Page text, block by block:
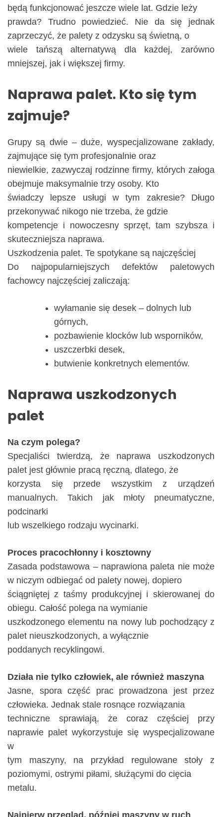
będą funkcjonować jeszcze wiele lat. Gdzie leży
prawda? Trudno powiedzieć. Nie da się jednak
zaprzeczyć, że palety z odzysku są świetną, o
wiele tańszą alternatywą dla każdej, zarówno
mniejszej, jak i większej firmy.
Naprawa palet. Kto się tym
zajmuje?
Grupy są dwie – duże, wyspecjalizowane zakłady,
zajmujące się tym profesjonalnie oraz
niewielkie, zazwyczaj rodzinne firmy, których załoga
obejmuje maksymalnie trzy osoby. Kto
świadczy lepsze usługi w tym zakresie? Długo
przekonywać nikogo nie trzeba, że gdzie
kompetencje i nowoczesny sprzęt, tam szybsza i
skuteczniejsza naprawa.
Uszkodzenia palet. Te spotykane są najczęściej
Do najpopularniejszych defektów paletowych
fachowcy najczęściej zaliczają:
wyłamanie się desek – dolnych lub
górnych,
pozbawienie klocków lub wsporników,
uszczerbki desek,
butwienie konkretnych elementów.
Naprawa uszkodzonych
palet
Na czym polega?
Specjaliści twierdzą, że naprawa uszkodzonych
palet jest głównie pracą ręczną, dlatego, że
korzysta się przede wszystkim z urządzeń
manualnych. Takich jak młoty pneumatyczne,
podcinarki
lub wszelkiego rodzaju wycinarki.
Proces pracochłonny i kosztowny
Zasada podstawowa – naprawiona paleta nie może
w niczym odbiegać od palety nowej, dopiero
ściągniętej z taśmy produkcyjnej i skierowanej do
obiegu. Całość polega na wymianie
uszkodzonego elementu na nowy lub pochodzący z
palet nieuszkodzonych, a wyłącznie
poddanych recyklingowi.
Działa nie tylko człowiek, ale również maszyna
Jasne, spora część prac prowadzona jest przez
człowieka. Jednak stale rosnące rozwiązania
techniczne sprawiają, że coraz częściej przy
naprawie palet wykorzystuje się wyspecjalizowane
w
tym maszyny, na przykład regulowane stoły z
poziomymi, ostrymi piłami, służącymi do cięcia
metalu.